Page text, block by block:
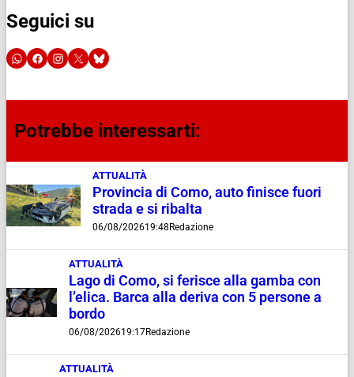
Seguici su
Potrebbe interessarti:
ATTUALITÀ
Provincia di Como, auto finisce fuori
strada e si ribalta
06/08/202619:48 Redazione
ATTUALITÀ
Lago di Como, si ferisce alla gamba con
l’elica. Barca alla deriva con 5 persone a
bordo
06/08/202619:17Redazione
ATTUALITÀ